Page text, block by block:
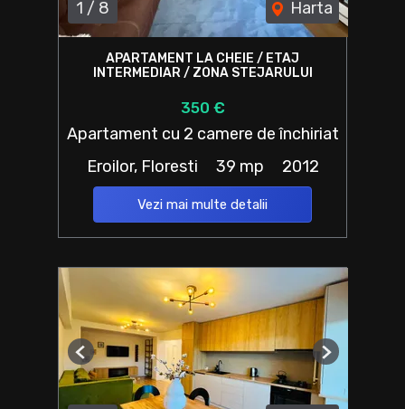
1 / 8 Harta
APARTAMENT LA CHEIE / ETAJ
INTERMEDIAR / ZONA STEJARULUI
350 €
Apartament cu 2 camere de închiriat
Eroilor, Floresti
39 mp 2012
Vezi mai multe detalii
Previous Next